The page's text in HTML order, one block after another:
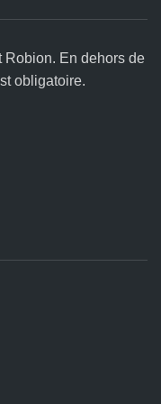
Robion. En dehors de
obligatoire.